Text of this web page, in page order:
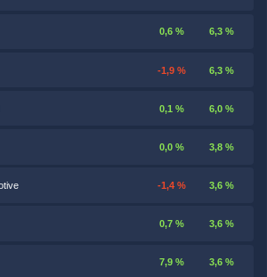
0,6 % 6,3 %
-1,9 % 6,3 %
0,1 % 6,0 %
0,0 % 3,8 %
-1,4 % 3,6 %
0,7 % 3,6 %
7,9 % 3,6 %